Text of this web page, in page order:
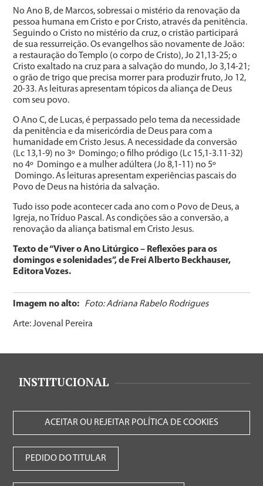
No Ano B, de Marcos, sobressai o mistério da renovação da
pessoa humana em Cristo e por Cristo, através da penitência.
Seguindo o Cristo no mistério da cruz, o cristão participará
de sua ressurreição. Os evangelhos são novamente de João:
a restauração do Templo (o corpo de Cristo), Jo 21,13-25; o
Cristo exaltado na cruz para a salvação do mundo, Jo 3,14-21;
o grão de trigo que precisa morrer para produzir fruto, Jo 12,
20-33. As leituras apresentam tópicos da aliança de Deus
com seu povo.
O Ano C, de Lucas, é perpassado pelo tema da necessidade
da penitência e da misericórdia de Deus para com a
humanidade em Cristo Jesus. A necessidade da conversão
(Lc 13,1-9) no 3º Domingo; o filho pródigo (Lc 15,1-3.11-32)
no 4º Domingo e a mulher adúltera (Jo 8,1-11) no 5º
Domingo. As leituras apresentam experiências pascais do
Povo de Deus na história da salvação.
Tudo isso pode acontecer cada ano com o Povo de Deus, a
Igreja, no Tríduo Pascal. As condições são a conversão, a
renovação da aliança batismal em Cristo Jesus.
Texto de “Viver o Ano Litúrgico – Reflexões para os
domingos e solenidades”, de Frei Alberto Beckhauser,
Editora Vozes.
Imagem no alto: Foto: Adriana Rabelo Rodrigues
Arte: Jovenal Pereira
INSTITUCIONAL
ACEITAR OU REJEITAR POLÍTICA DE COOKIES
PEDIDO DO TITULAR